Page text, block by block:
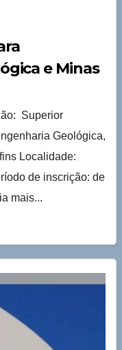
e Minas
Superior
Geológica,
Localidade:
de inscrição: de
mais...